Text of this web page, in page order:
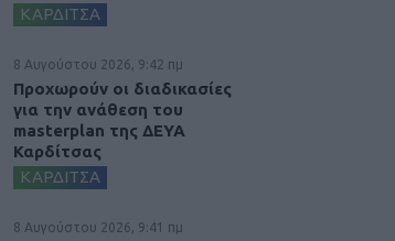
ΚΑΡΔΙΤΣΑ
8 Αυγούστου 2026, 9:42 πμ
Προχωρούν οι διαδικασίες
για την ανάθεση του
masterplan της ΔΕΥΑ
Καρδίτσας
ΚΑΡΔΙΤΣΑ
8 Αυγούστου 2026, 9:41 πμ